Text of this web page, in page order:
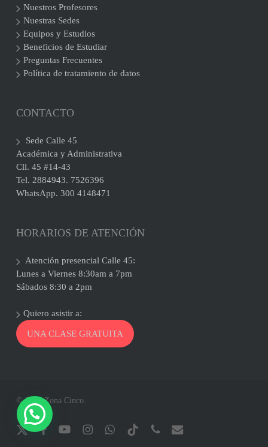
Nuestros Profesores
Nuestras Sedes
Equipos y Estudios
Beneficios de Estudiar
Preguntas Frecuentes
Política de tratamiento de datos
CONTACTO
Sede Calle 45
Académica y Administrativa
Cll. 45 #14-43
Tel. 2884943. 7526396
WhatsApp. 300 4148471
HORARIOS DE ATENCIÓN
Atención presencial Calle 45:
Lunes a Viernes 8:30am a 7pm
Sábados 8:30 a 2pm
Quiero asistir a:
UNA CLASE GRATUITA
© 2026 Zona Cinco.
x-
facebookyoutubeinstagramwhatsapptiktok phone email